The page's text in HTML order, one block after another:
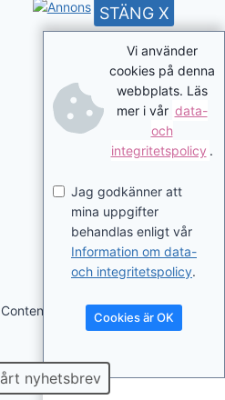
nyhetsbrev
Vi använder
cookies på denna
webbplats. Läs
mer i vår data-
och
integritetspolicy .
Jag godkänner att
mina uppgifter
behandlas enligt vår
Information om data-
och integritetspolicy.
Cookies är OK
STÄNG X